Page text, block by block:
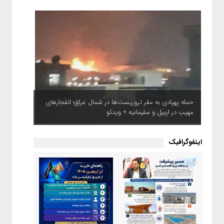
حمله پهپادی به مقر تروریست‌ها در شمال عراق؛ انفجارهای
مهیب در اربیل و سلیمانیه + ویدئو
اینفوگرافیک